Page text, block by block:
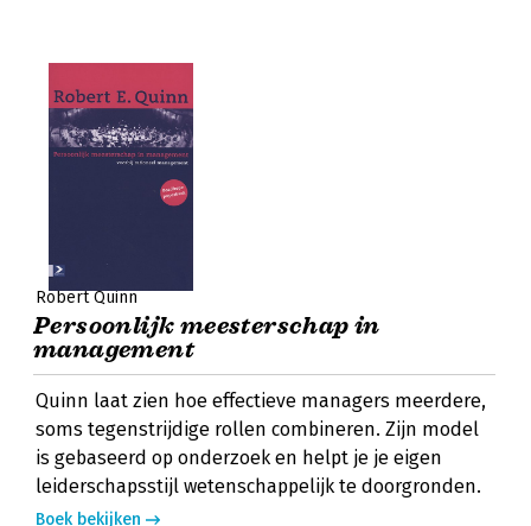
Robert Quinn
Persoonlijk meesterschap in
management
Quinn laat zien hoe effectieve managers meerdere,
soms tegenstrijdige rollen combineren. Zijn model
is gebaseerd op onderzoek en helpt je je eigen
leiderschapsstijl wetenschappelijk te doorgronden.
Boek bekijken